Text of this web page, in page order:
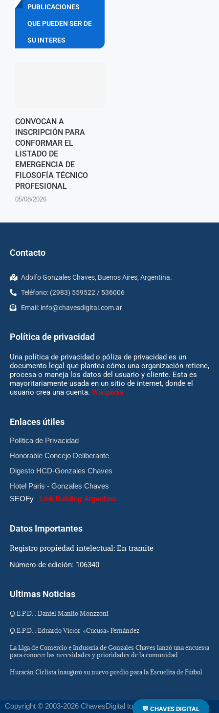
PUBLICACIONES
QUE PUEDEN SER DE
SU INTERES
CONVOCAN A
INSCRIPCIÓN PARA
CONFORMAR EL
LISTADO DE
EMERGENCIA DE
FILOSOFÍA TÉCNICO
PROFESIONAL
05/08/2026
Contacto
Adolfo Gonzales Chaves, Buenos Aires, Argentina.
Teléfono: (2983) 559522 / 536006
Email: info@chavesdigital.com.ar
Política de privacidad
Una política de privacidad o póliza de privacidad es un
documento legal que plantea cómo una organización retiene,
procesa o maneja los datos del usuario y cliente. Esta es
mayoritariamente usada en un sitio de internet, donde el
usuario crea una cuenta. Wikipedia
Enlaces útiles
Política de Privacidad
Honorable Concejo Deliberante
Digesto HCD-Gonzales Chaves
Hotel Paris - Gonzales Chaves
SEOFy - Link Building Argentina
Datos Importantes
Registro propiedad intelectual: En tramite
Número de edición: 106340
Ultimas Noticias
Q.E.P.D. : Daniel Manlio Monzzoni
Q.E.P.D. : Eduardo Víctor «Cucusa» Fernández
La Liga de Comercio e Industria de Gonzales Chaves lanzó una encuesta
para conocer las necesidades y prioridades de la comunidad
Huracán Ciclista inauguró su nuevo predio para la Escuelita de Fútbol
Copyright © 2003-2026 ChavesDigital todos los derechos
💬 CHAVES DIGITAL